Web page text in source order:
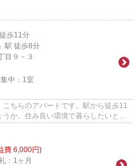
歩11分
」駅 徒歩8分
目９－３
中： 1室
ちらのアパートです。駅から徒歩11
か。住み良い環境で暮らしたいとお
費 6,000円)
：1ヶ月